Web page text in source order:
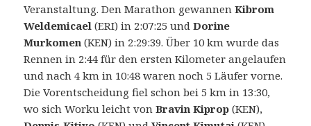
Veranstaltung.Den Marathon gewannenKibrom
Weldemicael (ERI) in 2:07:25 undDorine
Murkomen (KEN) in 2:29:39. Über 10 km wurde das
Rennen in 2:44 für den ersten Kilometer angelaufen
und nach 4 km in 10:48 waren noch 5 Läufer vorne.
Die Vorentscheidung fiel schon bei 5 km in 13:30,
wo sich Worku leicht vonBravin Kiprop (KEN),